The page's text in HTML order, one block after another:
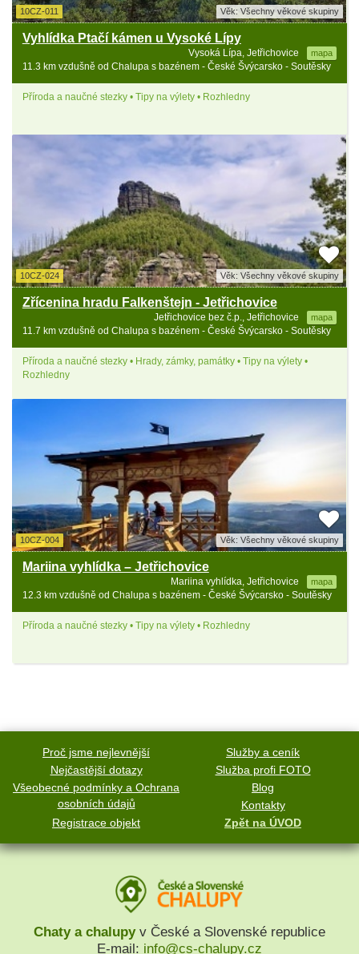
10CZ-011 Věk: Všechny věkové skupiny
Vyhlídka Ptačí kámen u Vysoké Lípy
Vysoká Lípa, Jetřichovice mapa
11.3 km vzdušně od Chalupa s bazénem - České Švýcarsko - Soutěsky
Příroda a naučné stezky • Tipy na výlety • Rozhledny
10CZ-024 Věk: Všechny věkové skupiny
Zřícenina hradu Falkenštejn - Jetřichovice
Jetřichovice bez č.p., Jetřichovice mapa
11.7 km vzdušně od Chalupa s bazénem - České Švýcarsko - Soutěsky
Příroda a naučné stezky • Hrady, zámky, památky • Tipy na výlety •
Rozhledny
10CZ-004 Věk: Všechny věkové skupiny
Mariina vyhlídka – Jetřichovice
Mariina vyhlídka, Jetřichovice mapa
12.3 km vzdušně od Chalupa s bazénem - České Švýcarsko - Soutěsky
Příroda a naučné stezky • Tipy na výlety • Rozhledny
Proč jsme nejlevnější
Služby a ceník
Nejčastější dotazy
Služba profi FOTO
Všeobecné podmínky a Ochrana
osobních údajů
Blog
Kontakty
Registrace objekt
Zpět na ÚVOD
Chaty a chalupyv České a Slovenské republice
E-mail: info@cs-chalupy.cz